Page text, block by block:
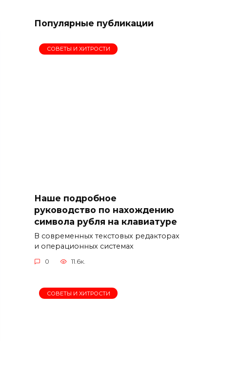
Популярные публикации
СОВЕТЫ И ХИТРОСТИ
Наше подробное
руководство по нахождению
символа рубля на клавиатуре
В современных текстовых редакторах
и операционных системах
0 11.6к.
СОВЕТЫ И ХИТРОСТИ